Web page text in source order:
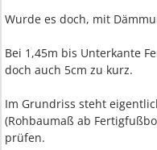
Wurde es doch, mit
Bei 1,45m bis Unterkante
doch auch 5cm zu kurz.
Im Grundriss steht
(Rohbaumaß ab
prüfen.